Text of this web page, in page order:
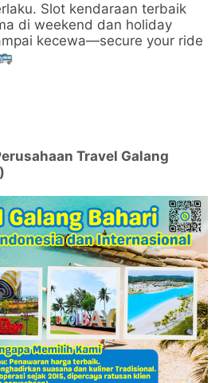
Slot kendaraan terbaik
di weekend dan holiday
kecewa—secure your ride
Travel Galang